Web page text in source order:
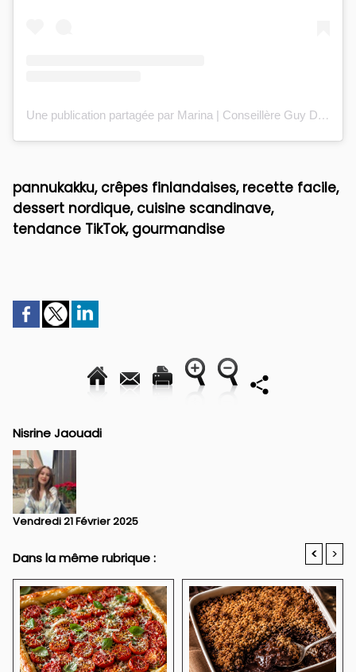
Une publication partagée par Marina | Conseillère Guy Demarle 🍽️ (@marinabcooking)
pannukakku, crêpes finlandaises, recette facile,
dessert nordique, cuisine scandinave,
tendance TikTok, gourmandise
Nisrine Jaouadi
Vendredi 21 Février 2025
Dans la même rubrique : < >